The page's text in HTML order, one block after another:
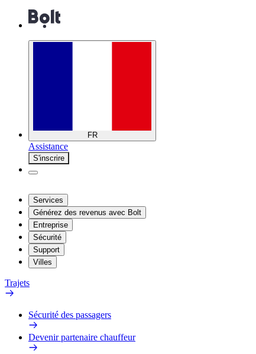
FR
Assistance
S'inscrire
Services
Générez des revenus avec Bolt
Entreprise
Sécurité
Support
Villes
Trajets
Sécurité des passagers
Devenir partenaire chauffeur